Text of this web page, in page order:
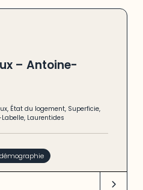
– Antoine-
, État du logement, Superficie,
, Laurentides